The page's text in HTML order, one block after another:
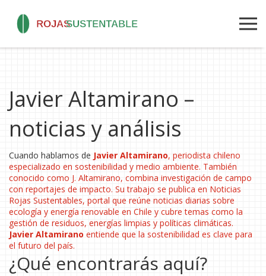
Javier Altamirano –
noticias y análisis
Cuando hablamos de Javier Altamirano, periodista chileno
especializado en sostenibilidad y medio ambiente. También
conocido como J. Altamirano, combina investigación de campo
con reportajes de impacto. Su trabajo se publica en Noticias
Rojas Sustentables, portal que reúne noticias diarias sobre
ecología y energía renovable en Chile y cubre temas como la
gestión de residuos, energías limpias y políticas climáticas.
Javier Altamirano entiende que la sostenibilidad es clave para
el futuro del país.
¿Qué encontrarás aquí?